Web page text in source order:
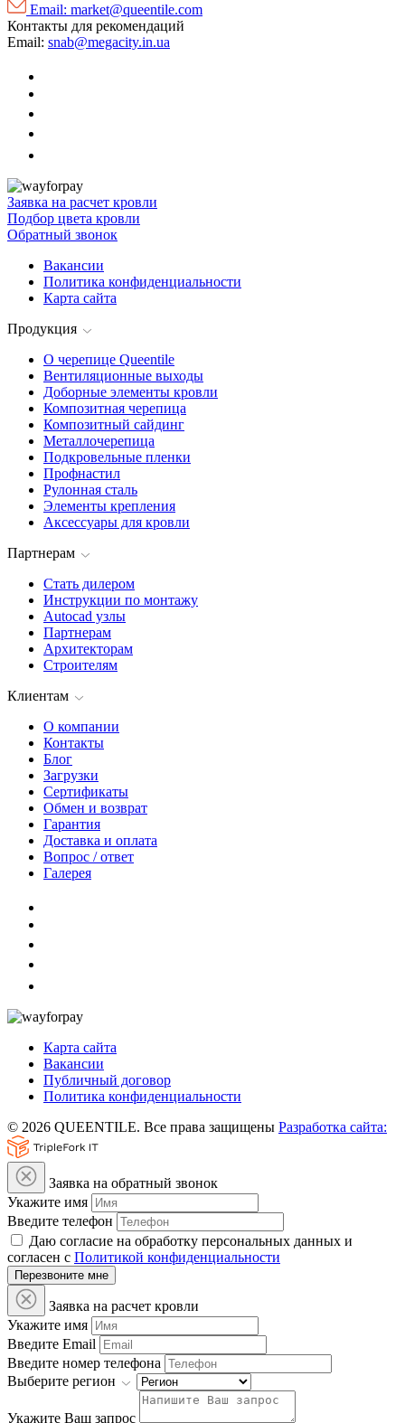
Email: market@queentile.com
Контакты для рекомендаций
Email: snab@megacity.in.ua
Заявка на расчет кровли
Подбор цвета кровли
Обратный звонок
Вакансии
Политика конфиденциальности
Карта сайта
Продукция
О черепице Queentile
Вентиляционные выходы
Доборные элементы кровли
Композитная черепица
Композитный сайдинг
Металлочерепица
Подкровельные пленки
Профнастил
Рулонная сталь
Элементы крепления
Аксессуары для кровли
Партнерам
Стать дилером
Инструкции по монтажу
Autocad узлы
Партнерам
Архитекторам
Строителям
Клиентам
О компании
Контакты
Блог
Загрузки
Сертификаты
Обмен и возврат
Гарантия
Доставка и оплата
Вопрос / ответ
Галерея
Карта сайта
Вакансии
Публичный договор
Политика конфиденциальности
© 2026 QUEENTILE. Все права защищены Разработка сайта:
Заявка на обратный звонок
Укажите имя
Введите телефон
Даю согласие на обработку персональных данных и
согласен с Политикой конфиденциальности
Перезвоните мне
Заявка на расчет кровли
Укажите имя
Введите Email
Введите номер телефона
Выберите регион
Укажите Ваш запрос